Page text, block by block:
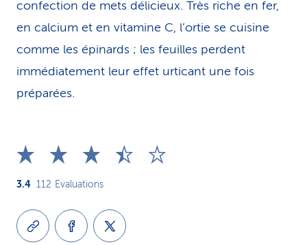
confection de mets délicieux. Très riche en fer,
en calcium et en vitamine C, l’ortie se cuisine
comme les épinards ; les feuilles perdent
immédiatement leur effet urticant une fois
préparées.
3.4 112 Evaluations